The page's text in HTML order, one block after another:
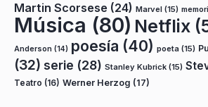
Martin Scorsese (24) Marvel (15)
Música (80) Netflix
Anderson (14) poesía (40) poeta (15)
(32) serie (28) Stanley Kubrick (15)
Teatro (16) Werner Herzog (17)